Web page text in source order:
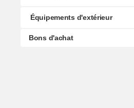
Équipements d'extérieur
Bons d'achat